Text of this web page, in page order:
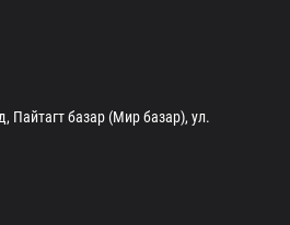
Пайтагт базар (Мир базар), ул.